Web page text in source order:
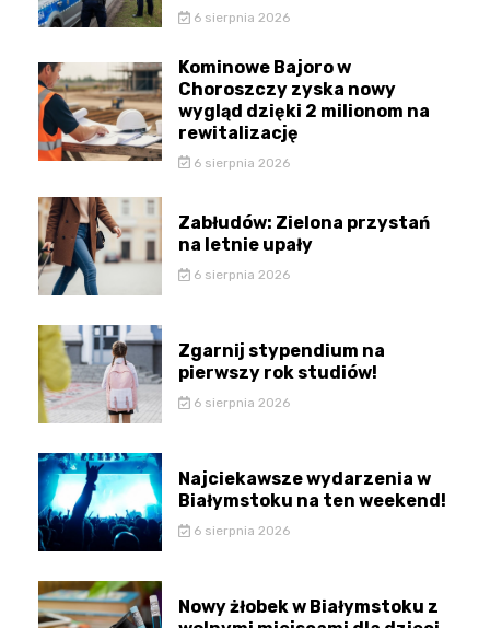
6 sierpnia 2026
Kominowe Bajoro w
Choroszczy zyska nowy
wygląd dzięki 2 milionom na
rewitalizację
6 sierpnia 2026
Zabłudów: Zielona przystań
na letnie upały
6 sierpnia 2026
Zgarnij stypendium na
pierwszy rok studiów!
6 sierpnia 2026
Najciekawsze wydarzenia w
Białymstoku na ten weekend!
6 sierpnia 2026
Nowy żłobek w Białymstoku z